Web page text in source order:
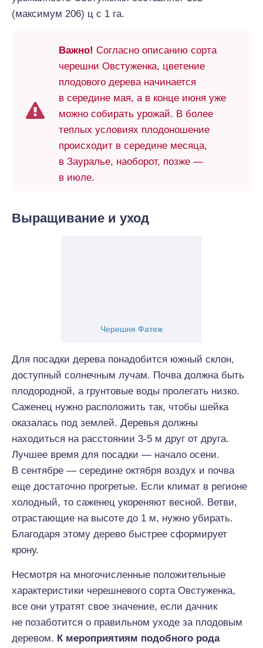
(максимум 206) ц с 1 га.
Важно! Согласно описанию сорта
черешни Овстуженка, цветение
плодового дерева начинается
в середине мая, а в конце июня уже
можно собирать урожай. В более
теплых условиях плодоношение
происходит в середине месяца,
в Зауралье, наоборот, позже —
в июле.
Выращивание и уход
Черешня Фатеж
Для посадки дерева понадобится южный склон,
доступный солнечным лучам. Почва должна быть
плодородной, а грунтовые воды пролегать низко.
Саженец нужно расположить так, чтобы шейка
оказалась под землей. Деревья должны
находиться на расстоянии 3-5 м друг от друга.
Лучшее время для посадки — начало осени.
В сентябре — середине октября воздух и почва
еще достаточно прогретые. Если климат в регионе
холодный, то саженец укореняют весной. Ветви,
отрастающие на высоте до 1 м, нужно убирать.
Благодаря этому дерево быстрее сформирует
крону.
Несмотря на многочисленные положительные
характеристики черешневого сорта Овстуженка,
все они утратят свое значение, если дачник
не позаботится о правильном уходе за плодовым
деревом. К мероприятиям подобного рода